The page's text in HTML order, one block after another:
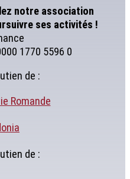
notre association
ses activités !
1770 5596 0
de :
de :